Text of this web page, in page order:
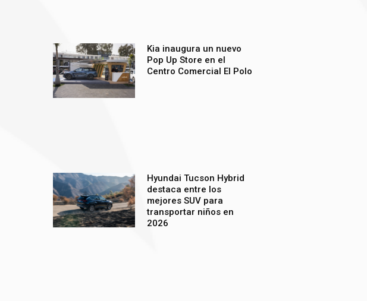
Kia inaugura un nuevo
Pop Up Store en el
Centro Comercial El Polo
Hyundai Tucson Hybrid
destaca entre los
mejores SUV para
transportar niños en
2026